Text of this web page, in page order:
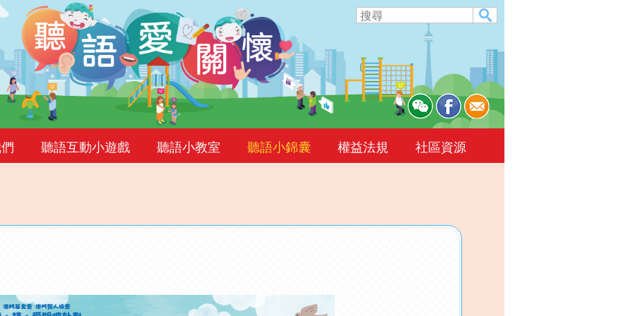
聽語互動小遊戲 聽語小教室 聽語小錦囊 權益法規 社區資源